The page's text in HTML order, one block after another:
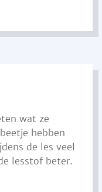
wat ze
hebben
de les veel
lesstof beter.